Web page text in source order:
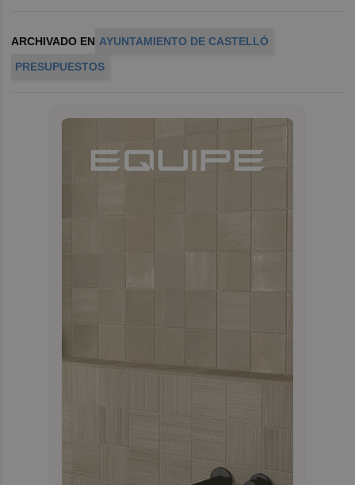
ARCHIVADO EN AYUNTAMIENTO DE CASTELLÓ
PRESUPUESTOS